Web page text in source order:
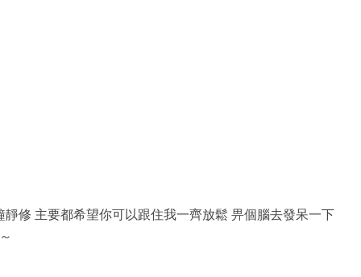
修 主要都希望你可以跟住我一齊放鬆 畀個腦去發呆一下